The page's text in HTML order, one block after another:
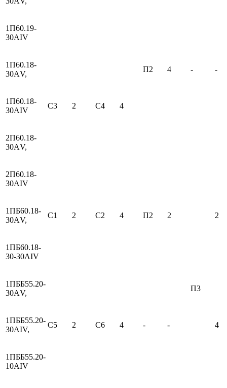
1П60.19-
30АIV
1П60.18-
30АV,
П2 4 - -
1П60.18-
30АIV
С3 2 С4 4
2П60.18-
30АV,
2П60.18-
30АIV
1ПБ60.18-
30АV,
С1 2 С2 4 П2 2 2
1ПБ60.18-
30-30АIV
1ПББ55.20-
30АV,
П3
1ПББ55.20-
30АIV,
С5 2 С6 4 - - 4
1ПББ55.20-
10АIV